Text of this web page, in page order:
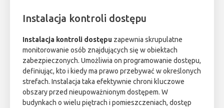
Instalacja kontroli dostępu
Instalacja kontroli dostępu zapewnia skrupulatne
monitorowanie osób znajdujących się w obiektach
zabezpieczonych. Umożliwia on programowanie dostępu,
definiując, kto i kiedy ma prawo przebywać w określonych
strefach. Instalacja taka efektywnie chroni kluczowe
obszary przed nieupoważnionym dostępem. W
budynkach o wielu piętrach i pomieszczeniach, dostęp